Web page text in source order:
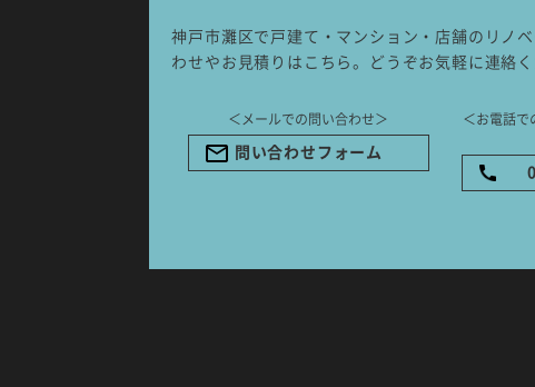
神戸市灘区で戸建て・マンション・店舗のリノ
わせやお見積りはこちら。どうぞお気軽に連絡く
＜メールでの問い合わせ＞
問い合わせフォーム
＜お電話で